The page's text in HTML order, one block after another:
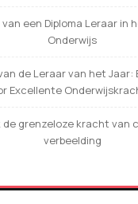
een Diploma Leraar in
Onderwijs
de Leraar van het Jaar:
Excellente
de grenzeloze kracht van
verbeelding